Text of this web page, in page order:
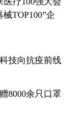
TOP100”企
技向抗疫前线
8000余只口罩